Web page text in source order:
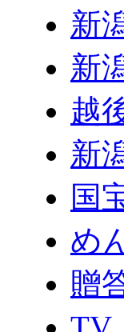
新
新
越
新
国
め
贈